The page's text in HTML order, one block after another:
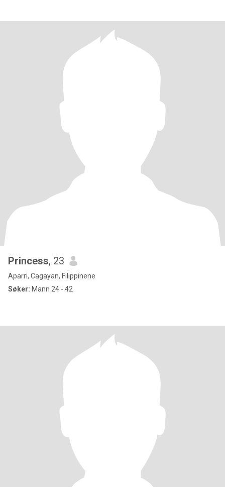
Princess, 23
Aparri, Cagayan, Filippinene
Søker: Mann 24 - 42